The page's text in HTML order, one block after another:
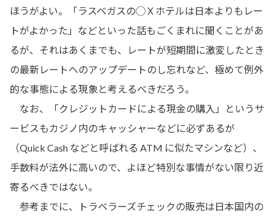
ほうがよい。「ラスベガスの◯Ｘホテルは日本よりもレー
トがよかった」などといった話もごくまれに聞くことがあ
るが、それはあくまでも、レートが短期間に激変したとき
の最新レートへのアップデートのし忘れなど、極めて例外
的な事態による現象と考えるべきだろう。
なお、「クレジットカードによる現金の購入」というサ
ービスもカジノ内のキャッシャーなどに必ずあるが
（Quick Cash などと呼ばれる ATM に似たマシンなど）、
手数料が法外に高いので、よほど特別な事情がない限り近
寄るべきではない。
参考までに、トラベラーズチェックの販売は日本国内の